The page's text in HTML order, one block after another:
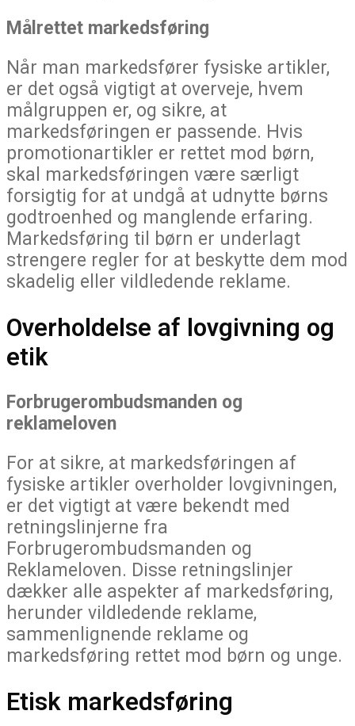
Målrettet markedsføring
Når man markedsfører fysiske artikler,
er det også vigtigt at overveje, hvem
målgruppen er, og sikre, at
markedsføringen er passende. Hvis
promotionartikler er rettet mod børn,
skal markedsføringen være særligt
forsigtig for at undgå at udnytte børns
godtroenhed og manglende erfaring.
Markedsføring til børn er underlagt
strengere regler for at beskytte dem mod
skadelig eller vildledende reklame.
Overholdelse af lovgivning og
etik
Forbrugerombudsmanden og
reklameloven
For at sikre, at markedsføringen af
fysiske artikler overholder lovgivningen,
er det vigtigt at være bekendt med
retningslinjerne fra
Forbrugerombudsmanden og
Reklameloven. Disse retningslinjer
dækker alle aspekter af markedsføring,
herunder vildledende reklame,
sammenlignende reklame og
markedsføring rettet mod børn og unge.
Etisk markedsføring